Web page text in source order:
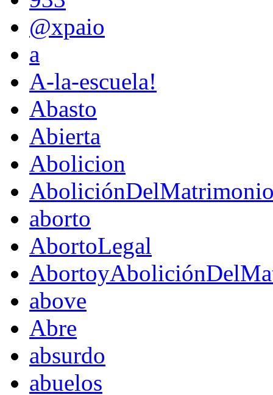
@xpaio
a
A-la-escuela!
Abasto
Abierta
Abolicion
aborto
AbortoLegal
above
Abre
absurdo
abuelos